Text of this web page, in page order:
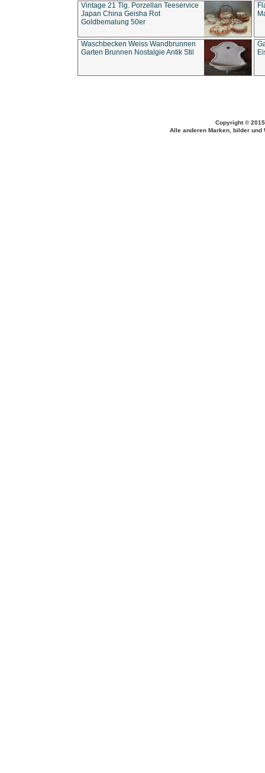
Vintage 21 Tlg. Porzellan Teeservice
Japan China Geisha Rot
Goldbemalung 50er
Waschbecken Weiss Wandbrunnen
Garten Brunnen Nostalgie Antik Stil
Copyright ©
Alle anderen Marken, bilder und